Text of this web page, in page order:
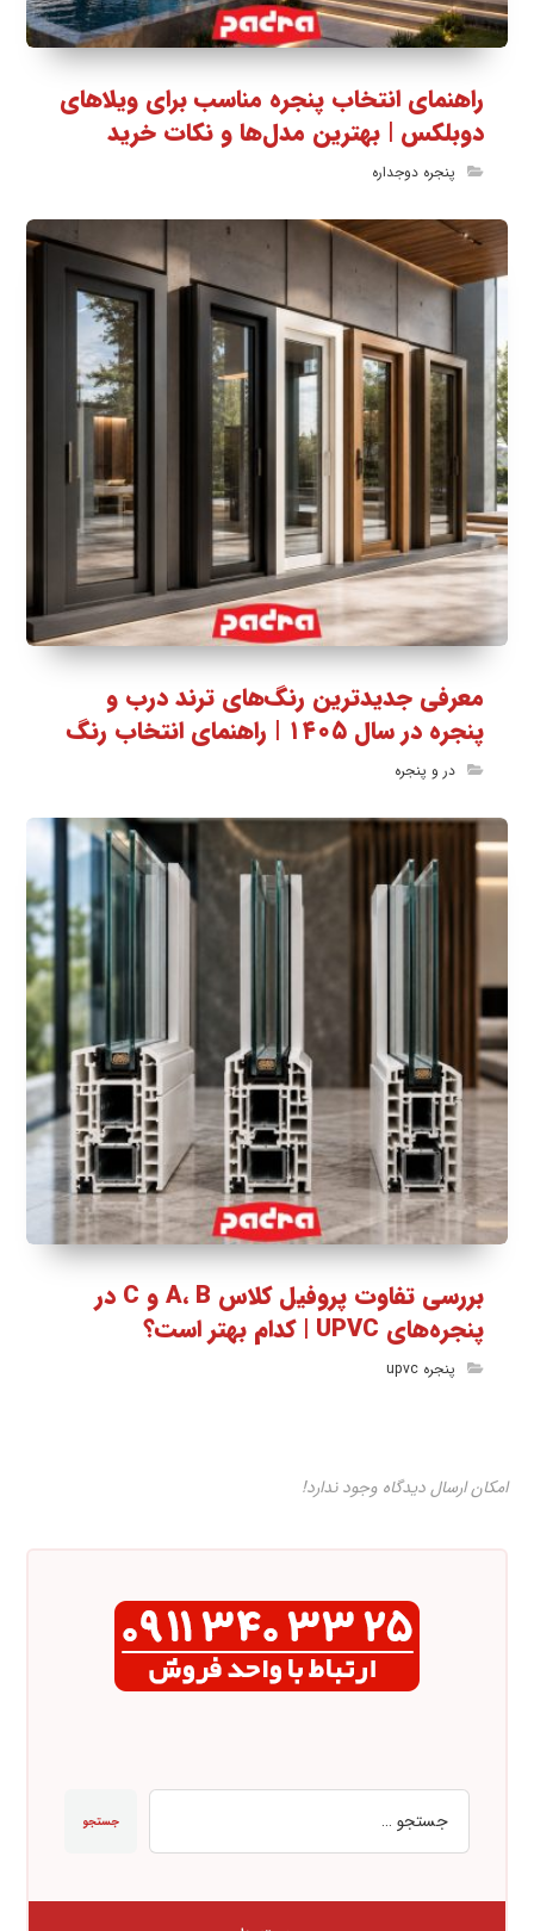
راهنمای انتخاب پنجره مناسب برای ویلاهای
دوبلکس | بهترین مدل‌ها و نکات خرید
پنجره دوجداره
معرفی جدیدترین رنگ‌های ترند درب و
پنجره در سال ۱۴۰۵ | راهنمای انتخاب رنگ
در و پنجره
بررسی تفاوت پروفیل کلاس A، B و C در
پنجره‌های UPVC | کدام بهتر است؟
پنجره upvc
امکان ارسال دیدگاه وجود ندارد!
جستجو